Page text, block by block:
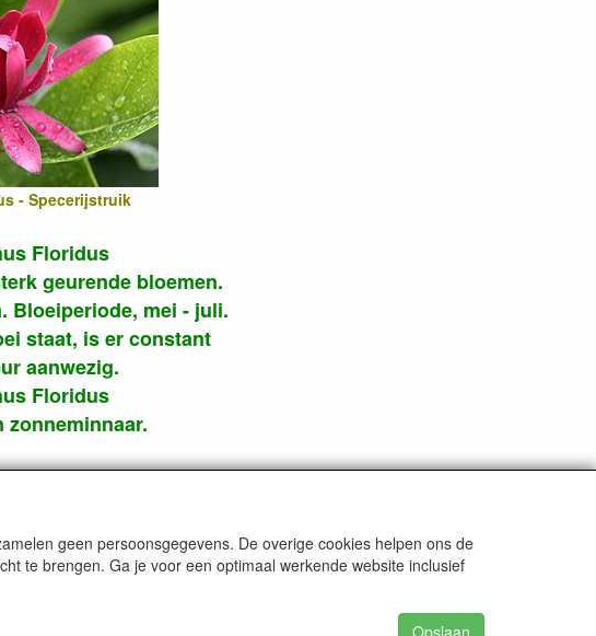
- Specerijstruik
Floridus
geurende bloemen.
Bloeiperiode, mei - juli.
staat, is er constant
aanwezig.
Floridus
zonneminnaar.
geen persoonsgegevens. De overige cookies helpen ons de
te brengen. Ga je voor een optimaal werkende website inclusief
Opslaan